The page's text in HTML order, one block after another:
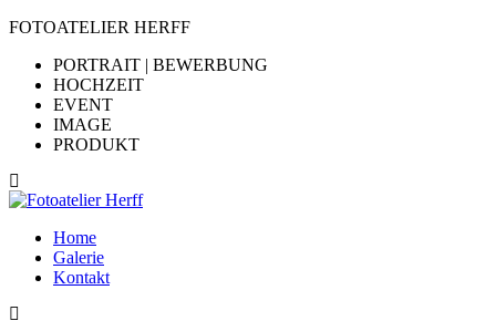
FOTOATELIER HERFF
PORTRAIT | BEWERBUNG
HOCHZEIT
EVENT
IMAGE
PRODUKT
Home
Galerie
Kontakt